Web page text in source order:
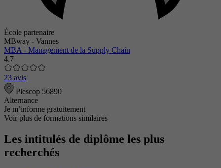
École partenaire
MBway - Vannes
MBA - Management de la Supply Chain
4.7
23 avis
Plescop 56890
Alternance
Je m’informe gratuitement
Voir plus de formations similaires
Les intitulés de diplôme les plus
recherchés